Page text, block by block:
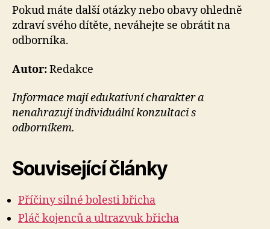
Pokud máte další otázky nebo obavy ohledně
zdraví svého dítěte, neváhejte se obrátit na
odborníka.
Autor:Redakce
Informace mají edukativní charakter a
nenahrazují individuální konzultaci s
odborníkem.
Související články
Příčiny silné bolesti břicha
Pláč kojenců a ultrazvuk břicha